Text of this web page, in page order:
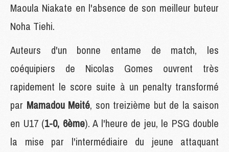
Maoula Niakate en l'absence de son meilleur buteur
Noha Tiehi.
Auteurs d'un bonne entame de match, les
coéquipiers de Nicolas Gomes ouvrent très
rapidement le score suite à un penalty transformé
par Mamadou Meité, son treizième but de la saison
en U17 (1-0, 6ème). A l'heure de jeu, le PSG double
la mise par l'intermédiaire du jeune attaquant